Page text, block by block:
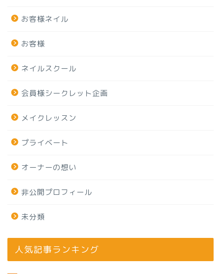
お客様ネイル
お客様
ネイルスクール
会員様シークレット企画
メイクレッスン
プライベート
オーナーの想い
非公開プロフィール
未分類
人気記事ランキング